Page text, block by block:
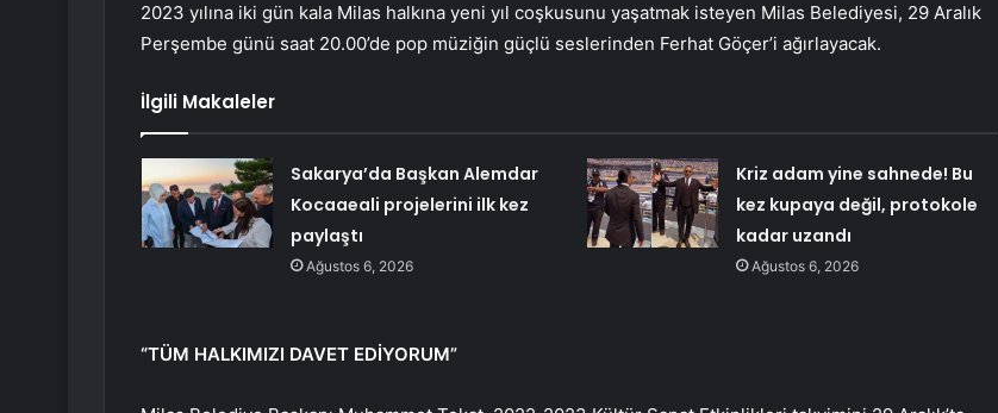
2023 yılına iki gün kala Milas halkına yeni yıl coşkusunu yaşatmak isteyen Milas Belediyesi, 29 Aralık
Perşembe günü saat 20.00’de pop müziğin güçlü seslerinden Ferhat Göçer’i ağırlayacak.
İlgili Makaleler
Sakarya’da Başkan Alemdar
Kocaaeali projelerini ilk kez
paylaştı
Ağustos 6, 2026
Kriz adam yine sahnede! Bu
kez kupaya değil, protokole
kadar uzandı
Ağustos 6, 2026
“TÜM HALKIMIZI DAVET EDİYORUM”